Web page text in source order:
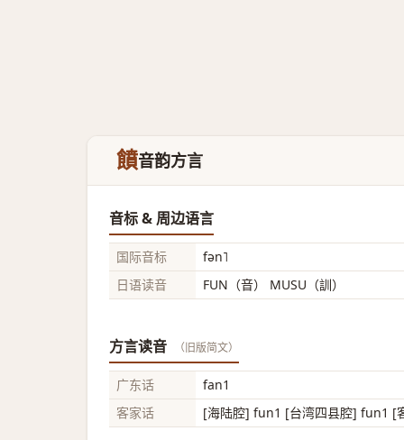
饙音韵方言
音标 & 周边语言
国际音标
fən˥
日语读音
FUN（音） MUSU（訓）
方言读音 （旧版简文）
广东话
fan1
客家话
[海陆腔] fun1 [台湾四县腔] fun1 [